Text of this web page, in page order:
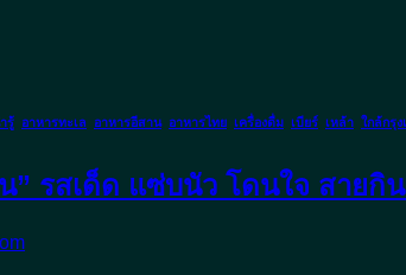
รู้ อาหารทะเล อาหารอีสาน, อาหารไทย เครื่องดื่ม เบียร์ เหล้า ใกล้กรุง
” รสเด็ด แซ่บนัว โดนใจ สายกิ